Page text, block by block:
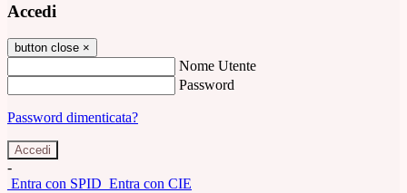
Accedi
button close ×
Nome Utente
Password
Password dimenticata?
-
Entra con SPID Entra con CIE